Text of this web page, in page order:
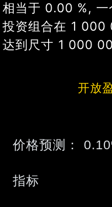
相当于 0.00 %, 一
投资组合在 1 000
达到尺寸 1 000
开放
价格预测： 0.10
指标